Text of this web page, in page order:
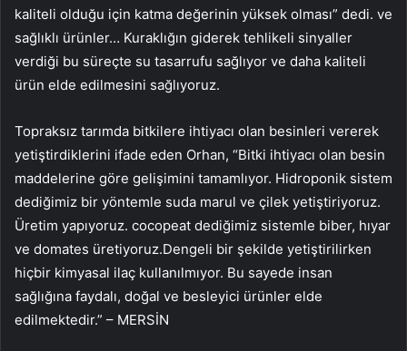
kaliteli olduğu için katma değerinin yüksek olması” dedi. ve
sağlıklı ürünler… Kuraklığın giderek tehlikeli sinyaller
verdiği bu süreçte su tasarrufu sağlıyor ve daha kaliteli
ürün elde edilmesini sağlıyoruz.
Topraksız tarımda bitkilere ihtiyacı olan besinleri vererek
yetiştirdiklerini ifade eden Orhan, “Bitki ihtiyacı olan besin
maddelerine göre gelişimini tamamlıyor. Hidroponik sistem
dediğimiz bir yöntemle suda marul ve çilek yetiştiriyoruz.
Üretim yapıyoruz. cocopeat dediğimiz sistemle biber, hıyar
ve domates üretiyoruz.Dengeli bir şekilde yetiştirilirken
hiçbir kimyasal ilaç kullanılmıyor. Bu sayede insan
sağlığına faydalı, doğal ve besleyici ürünler elde
edilmektedir.” – MERSİN